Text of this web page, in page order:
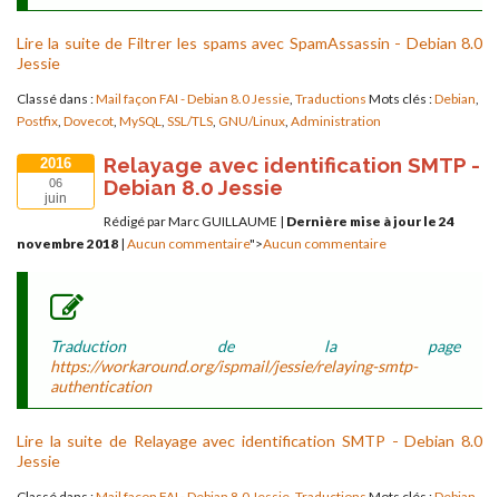
Lire la suite de Filtrer les spams avec SpamAssassin - Debian 8.0
Jessie
Classé dans :Mail façon FAI - Debian 8.0 Jessie, Traductions Mots clés :Debian,
Postfix, Dovecot, MySQL, SSL/TLS, GNU/Linux, Administration
2016
06
juin
Relayage avec identification SMTP -
Debian 8.0 Jessie
Rédigé par Marc GUILLAUME | Dernière mise à jour le 24
novembre 2018 | Aucun commentaire">Aucun commentaire
Traduction de la page
https://workaround.org/ispmail/jessie/relaying-smtp-
authentication
Lire la suite de Relayage avec identification SMTP - Debian 8.0
Jessie